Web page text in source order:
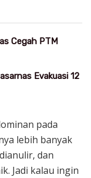
Cegah PTM
Evakuasi 12
pada
lebih banyak
dan
Jadi kalau ingin